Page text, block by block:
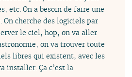
etc. On a besoin de faire une
On cherche des logiciels par
le ciel, hop, on va aller
on va trouver toute
libres qui existent, avec les
installer. Ça c’est la